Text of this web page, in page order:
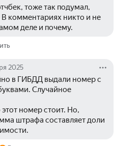
тоже так подумал,
комментариях никто и не
деле и почему.
2025
в ГИБДД выдали номер с
Случайное
номер стоит. Но,
штрафа составляет доли